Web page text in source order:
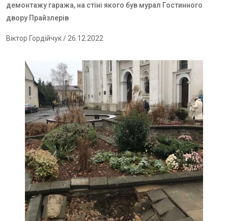
демонтажу гаража, на стіні якого був мурал Гостинного
двору Прайзлерів
Віктор Гордійчук/ 26.12.2022